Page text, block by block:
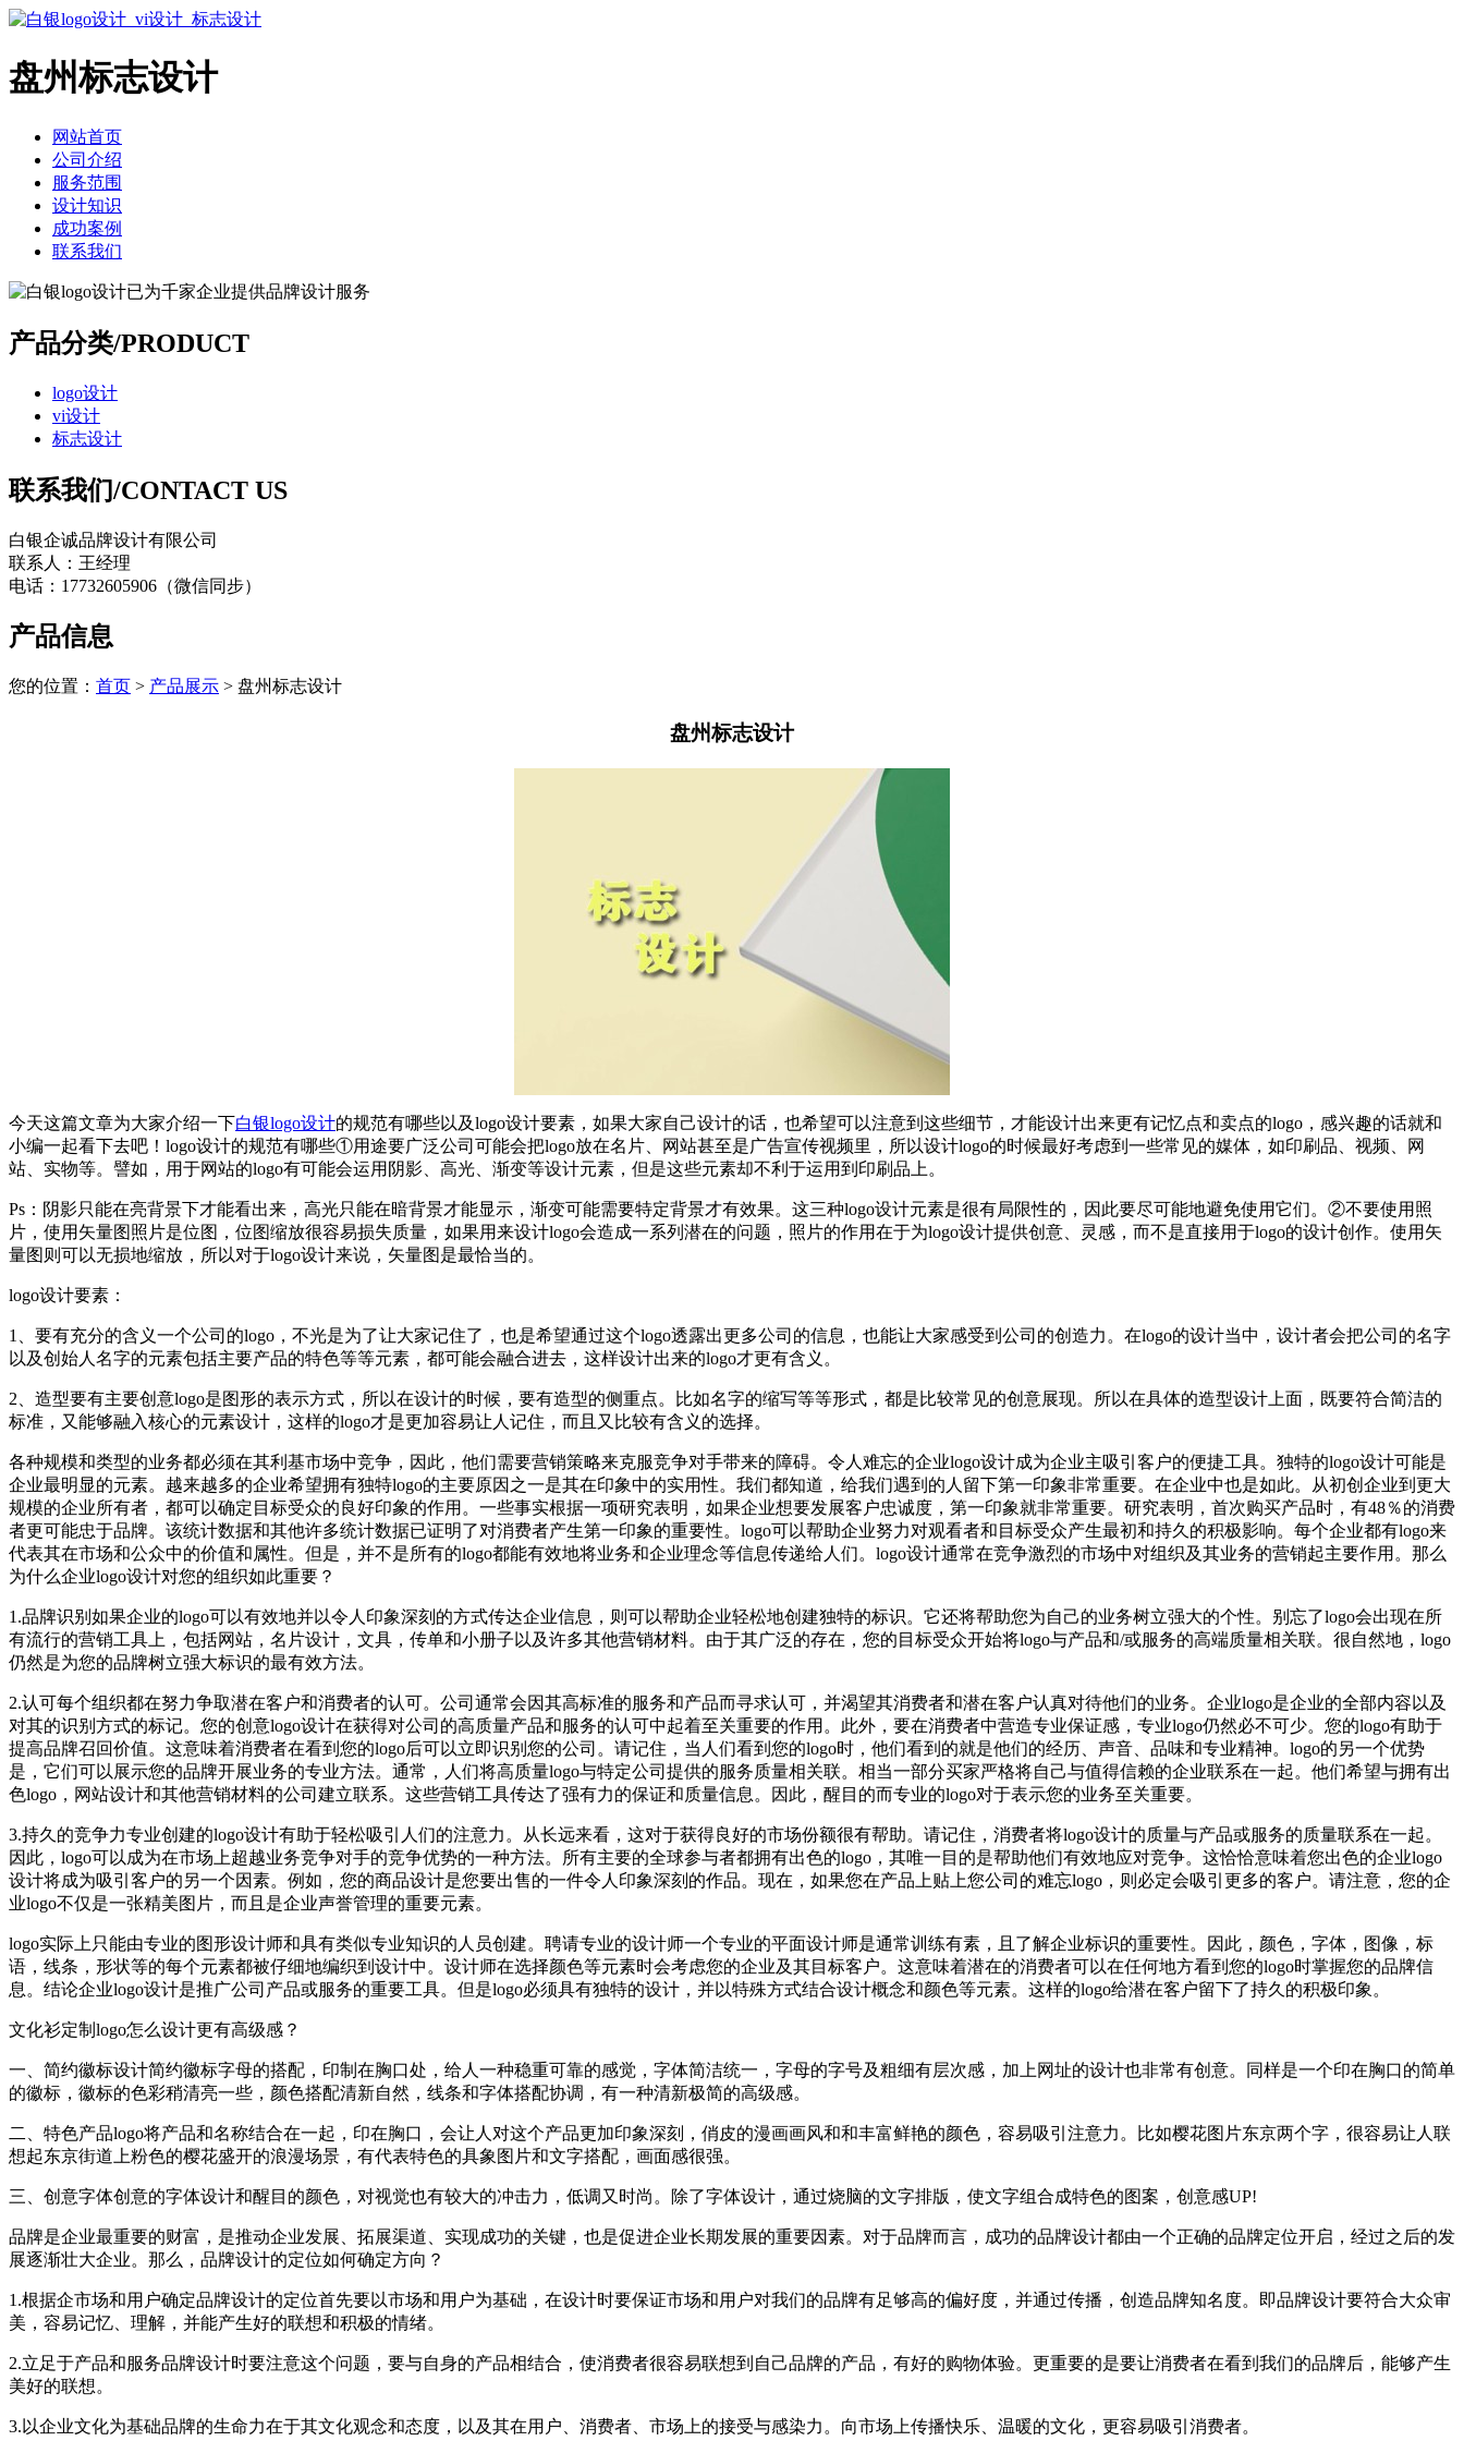
盘州标志设计
网站首页
公司介绍
服务范围
设计知识
成功案例
联系我们
产品分类/PRODUCT
logo设计
vi设计
标志设计
联系我们/CONTACT US
白银企诚品牌设计有限公司
联系人：王经理
电话：17732605906（微信同步）
产品信息
您的位置： 首页 > 产品展示 > 盘州标志设计
盘州标志设计
今天这篇文章为大家介绍一下白银logo设计的规范有哪些以及logo设计要素，如果大家自己设计的话，也希望可以注意到这些细节，才能设计出来更有记忆点和卖点的logo，感兴趣的话就和
小编一起看下去吧！logo设计的规范有哪些①用途要广泛公司可能会把logo放在名片、网站甚至是广告宣传视频里，所以设计logo的时候最好考虑到一些常见的媒体，如印刷品、视频、网
站、实物等。譬如，用于网站的logo有可能会运用阴影、高光、渐变等设计元素，但是这些元素却不利于运用到印刷品上。
Ps：阴影只能在亮背景下才能看出来，高光只能在暗背景才能显示，渐变可能需要特定背景才有效果。这三种logo设计元素是很有局限性的，因此要尽可能地避免使用它们。②不要使用照
片，使用矢量图照片是位图，位图缩放很容易损失质量，如果用来设计logo会造成一系列潜在的问题，照片的作用在于为logo设计提供创意、灵感，而不是直接用于logo的设计创作。使用矢
量图则可以无损地缩放，所以对于logo设计来说，矢量图是最恰当的。
logo设计要素：
1、要有充分的含义一个公司的logo，不光是为了让大家记住了，也是希望通过这个logo透露出更多公司的信息，也能让大家感受到公司的创造力。在logo的设计当中，设计者会把公司的名字
以及创始人名字的元素包括主要产品的特色等等元素，都可能会融合进去，这样设计出来的logo才更有含义。
2、造型要有主要创意logo是图形的表示方式，所以在设计的时候，要有造型的侧重点。比如名字的缩写等等形式，都是比较常见的创意展现。所以在具体的造型设计上面，既要符合简洁的
标准，又能够融入核心的元素设计，这样的logo才是更加容易让人记住，而且又比较有含义的选择。
各种规模和类型的业务都必须在其利基市场中竞争，因此，他们需要营销策略来克服竞争对手带来的障碍。令人难忘的企业logo设计成为企业主吸引客户的便捷工具。独特的logo设计可能是
企业最明显的元素。越来越多的企业希望拥有独特logo的主要原因之一是其在印象中的实用性。我们都知道，给我们遇到的人留下第一印象非常重要。在企业中也是如此。从初创企业到更大
规模的企业所有者，都可以确定目标受众的良好印象的作用。一些事实根据一项研究表明，如果企业想要发展客户忠诚度，第一印象就非常重要。研究表明，首次购买产品时，有48％的消费
者更可能忠于品牌。该统计数据和其他许多统计数据已证明了对消费者产生第一印象的重要性。logo可以帮助企业努力对观看者和目标受众产生最初和持久的积极影响。每个企业都有logo来
代表其在市场和公众中的价值和属性。但是，并不是所有的logo都能有效地将业务和企业理念等信息传递给人们。logo设计通常在竞争激烈的市场中对组织及其业务的营销起主要作用。那么
为什么企业logo设计对您的组织如此重要？
1.品牌识别如果企业的logo可以有效地并以令人印象深刻的方式传达企业信息，则可以帮助企业轻松地创建独特的标识。它还将帮助您为自己的业务树立强大的个性。别忘了logo会出现在所
有流行的营销工具上，包括网站，名片设计，文具，传单和小册子以及许多其他营销材料。由于其广泛的存在，您的目标受众开始将logo与产品和/或服务的高端质量相关联。很自然地，logo
仍然是为您的品牌树立强大标识的最有效方法。
2.认可每个组织都在努力争取潜在客户和消费者的认可。公司通常会因其高标准的服务和产品而寻求认可，并渴望其消费者和潜在客户认真对待他们的业务。企业logo是企业的全部内容以及
对其的识别方式的标记。您的创意logo设计在获得对公司的高质量产品和服务的认可中起着至关重要的作用。此外，要在消费者中营造专业保证感，专业logo仍然必不可少。您的logo有助于
提高品牌召回价值。这意味着消费者在看到您的logo后可以立即识别您的公司。请记住，当人们看到您的logo时，他们看到的就是他们的经历、声音、品味和专业精神。logo的另一个优势
是，它们可以展示您的品牌开展业务的专业方法。通常，人们将高质量logo与特定公司提供的服务质量相关联。相当一部分买家严格将自己与值得信赖的企业联系在一起。他们希望与拥有出
色logo，网站设计和其他营销材料的公司建立联系。这些营销工具传达了强有力的保证和质量信息。因此，醒目的而专业的logo对于表示您的业务至关重要。
3.持久的竞争力专业创建的logo设计有助于轻松吸引人们的注意力。从长远来看，这对于获得良好的市场份额很有帮助。请记住，消费者将logo设计的质量与产品或服务的质量联系在一起。
因此，logo可以成为在市场上超越业务竞争对手的竞争优势的一种方法。所有主要的全球参与者都拥有出色的logo，其唯一目的是帮助他们有效地应对竞争。这恰恰意味着您出色的企业logo
设计将成为吸引客户的另一个因素。例如，您的商品设计是您要出售的一件令人印象深刻的作品。现在，如果您在产品上贴上您公司的难忘logo，则必定会吸引更多的客户。请注意，您的企
业logo不仅是一张精美图片，而且是企业声誉管理的重要元素。
logo实际上只能由专业的图形设计师和具有类似专业知识的人员创建。聘请专业的设计师一个专业的平面设计师是通常训练有素，且了解企业标识的重要性。因此，颜色，字体，图像，标
语，线条，形状等的每个元素都被仔细地编织到设计中。设计师在选择颜色等元素时会考虑您的企业及其目标客户。这意味着潜在的消费者可以在任何地方看到您的logo时掌握您的品牌信
息。结论企业logo设计是推广公司产品或服务的重要工具。但是logo必须具有独特的设计，并以特殊方式结合设计概念和颜色等元素。这样的logo给潜在客户留下了持久的积极印象。
文化衫定制logo怎么设计更有高级感？
一、简约徽标设计简约徽标字母的搭配，印制在胸口处，给人一种稳重可靠的感觉，字体简洁统一，字母的字号及粗细有层次感，加上网址的设计也非常有创意。同样是一个印在胸口的简单
的徽标，徽标的色彩稍清亮一些，颜色搭配清新自然，线条和字体搭配协调，有一种清新极简的高级感。
二、特色产品logo将产品和名称结合在一起，印在胸口，会让人对这个产品更加印象深刻，俏皮的漫画画风和和丰富鲜艳的颜色，容易吸引注意力。比如樱花图片东京两个字，很容易让人联
想起东京街道上粉色的樱花盛开的浪漫场景，有代表特色的具象图片和文字搭配，画面感很强。
三、创意字体创意的字体设计和醒目的颜色，对视觉也有较大的冲击力，低调又时尚。除了字体设计，通过烧脑的文字排版，使文字组合成特色的图案，创意感UP!
品牌是企业最重要的财富，是推动企业发展、拓展渠道、实现成功的关键，也是促进企业长期发展的重要因素。对于品牌而言，成功的品牌设计都由一个正确的品牌定位开启，经过之后的发
展逐渐壮大企业。那么，品牌设计的定位如何确定方向？
1.根据企市场和用户确定品牌设计的定位首先要以市场和用户为基础，在设计时要保证市场和用户对我们的品牌有足够高的偏好度，并通过传播，创造品牌知名度。即品牌设计要符合大众审
美，容易记忆、理解，并能产生好的联想和积极的情绪。
2.立足于产品和服务品牌设计时要注意这个问题，要与自身的产品相结合，使消费者很容易联想到自己品牌的产品，有好的购物体验。更重要的是要让消费者在看到我们的品牌后，能够产生
美好的联想。
3.以企业文化为基础品牌的生命力在于其文化观念和态度，以及其在用户、消费者、市场上的接受与感染力。向市场上传播快乐、温暖的文化，更容易吸引消费者。